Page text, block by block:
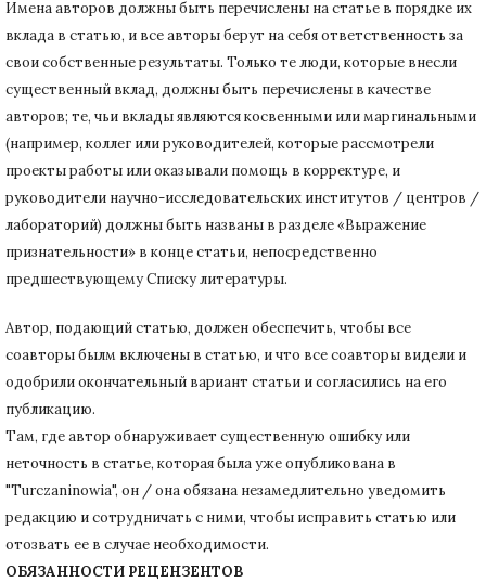
Имена авторов должны быть перечислены на статье в порядке их
вклада в статью, и все авторы берут на себя ответственность за
свои собственные результаты. Только те люди, которые внесли
существенный вклад, должны быть перечислены в качестве
авторов; те, чьи вклады являются косвенными или маргинальными
(например, коллег или руководителей, которые рассмотрели
проекты работы или оказывали помощь в корректуре, и
руководители научно-исследовательских институтов / центров /
лабораторий) должны быть названы в разделе «Выражение
признательности» в конце статьи, непосредственно
предшествующему Списку литературы.
Автор, подающий статью, должен обеспечить, чтобы все
соавторы былм включены в статью, и что все соавторы видели и
одобрили окончательный вариант статьи и согласились на его
публикацию.
Там, где автор обнаруживает существенную ошибку или
неточность в статье, которая была уже опубликована в
"Turczaninowia", он / она обязана незамедлительно уведомить
редакцию и сотрудничать с ними, чтобы исправить статью или
отозвать ее в случае необходимости.
ОБЯЗАННОСТИ РЕЦЕНЗЕНТОВ